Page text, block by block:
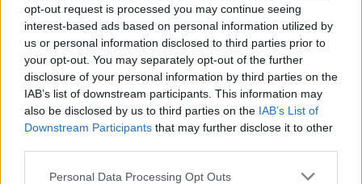
opt-out request is processed you may continue seeing
interest-based ads based on personal information utilized by
us or personal information disclosed to third parties prior to
your opt-out. You may separately opt-out of the further
disclosure of your personal information by third parties on the
IAB’s list of downstream participants. This information may
also be disclosed by us to third parties on the IAB’s List of
Downstream Participants that may further disclose it to other
Personal Data Processing Opt Outs
aplicará un descuento del 10% a los que pasen la ITV
dentro del plazo.